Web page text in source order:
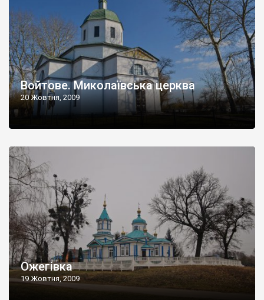
Войтове. Миколаївська церква
20 Жовтня, 2009
Ожегівка
19 Жовтня, 2009